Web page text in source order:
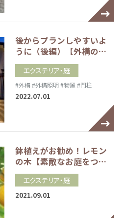
後からプランしやすいよ
うに（後編）【外構の…
エクステリア・庭
#外構#外構照明 #物置 #門柱
2022.07.01
鉢植えがお勧め！レモン
の木【素敵なお庭をつ…
エクステリア・庭
2021.09.01